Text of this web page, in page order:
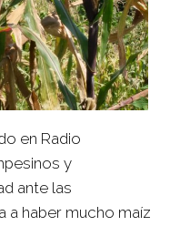
en Radio
y
ante las
a haber mucho maíz